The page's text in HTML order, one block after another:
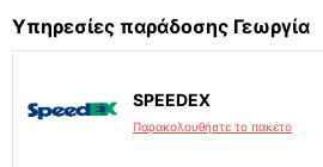
Υπηρεσίες παράδοσης Γεωργία
SPEEDEX
Παρακολουθήστε το πακέτο